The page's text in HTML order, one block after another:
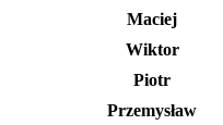
Maciej
Wiktor
Piotr
Przemysław